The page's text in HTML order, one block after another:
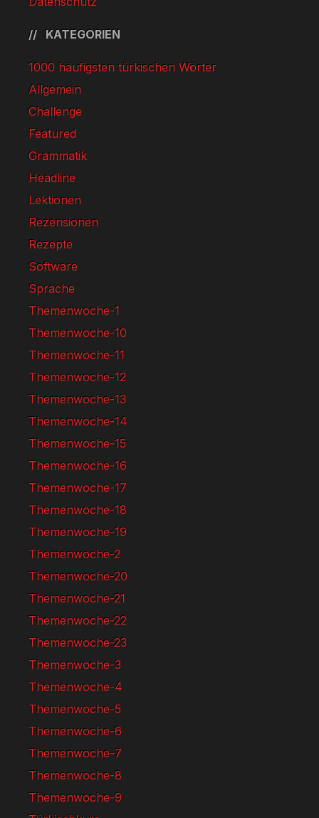
KATEGORIEN
1000 häufigsten türkischen Wörter
Allgemein
Challenge
Featured
Grammatik
Headline
Lektionen
Rezensionen
Rezepte
Software
Sprache
Themenwoche-1
Themenwoche-10
Themenwoche-11
Themenwoche-12
Themenwoche-13
Themenwoche-14
Themenwoche-15
Themenwoche-16
Themenwoche-17
Themenwoche-18
Themenwoche-19
Themenwoche-2
Themenwoche-20
Themenwoche-21
Themenwoche-22
Themenwoche-23
Themenwoche-3
Themenwoche-4
Themenwoche-5
Themenwoche-6
Themenwoche-7
Themenwoche-8
Themenwoche-9